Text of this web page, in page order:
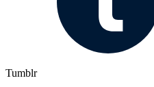
Tumblr